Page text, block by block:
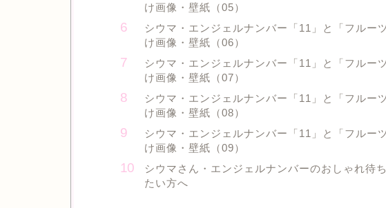
け画像・壁紙（05）
シウマ・エンジェルナンバー「11」と「フルー
け画像・壁紙（06）
シウマ・エンジェルナンバー「11」と「フルー
け画像・壁紙（07）
シウマ・エンジェルナンバー「11」と「フルー
け画像・壁紙（08）
シウマ・エンジェルナンバー「11」と「フルー
け画像・壁紙（09）
シウマさん・エンジェルナンバーのおしゃれ待
たい方へ